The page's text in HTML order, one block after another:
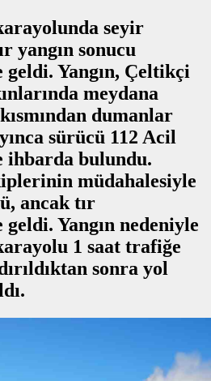
seyir
yangın sonucu
geldi. Yangın, Çeltikçi
meydana
dumanlar
sürücü 112 Acil
ihbarda bulundu.
müdahalesiyle
ancak tır
Yangın nedeniyle
1 saat trafiğe
sonra yol